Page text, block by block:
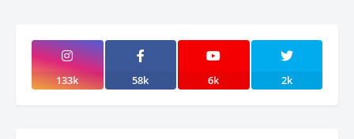
133k 58k 6k 2k